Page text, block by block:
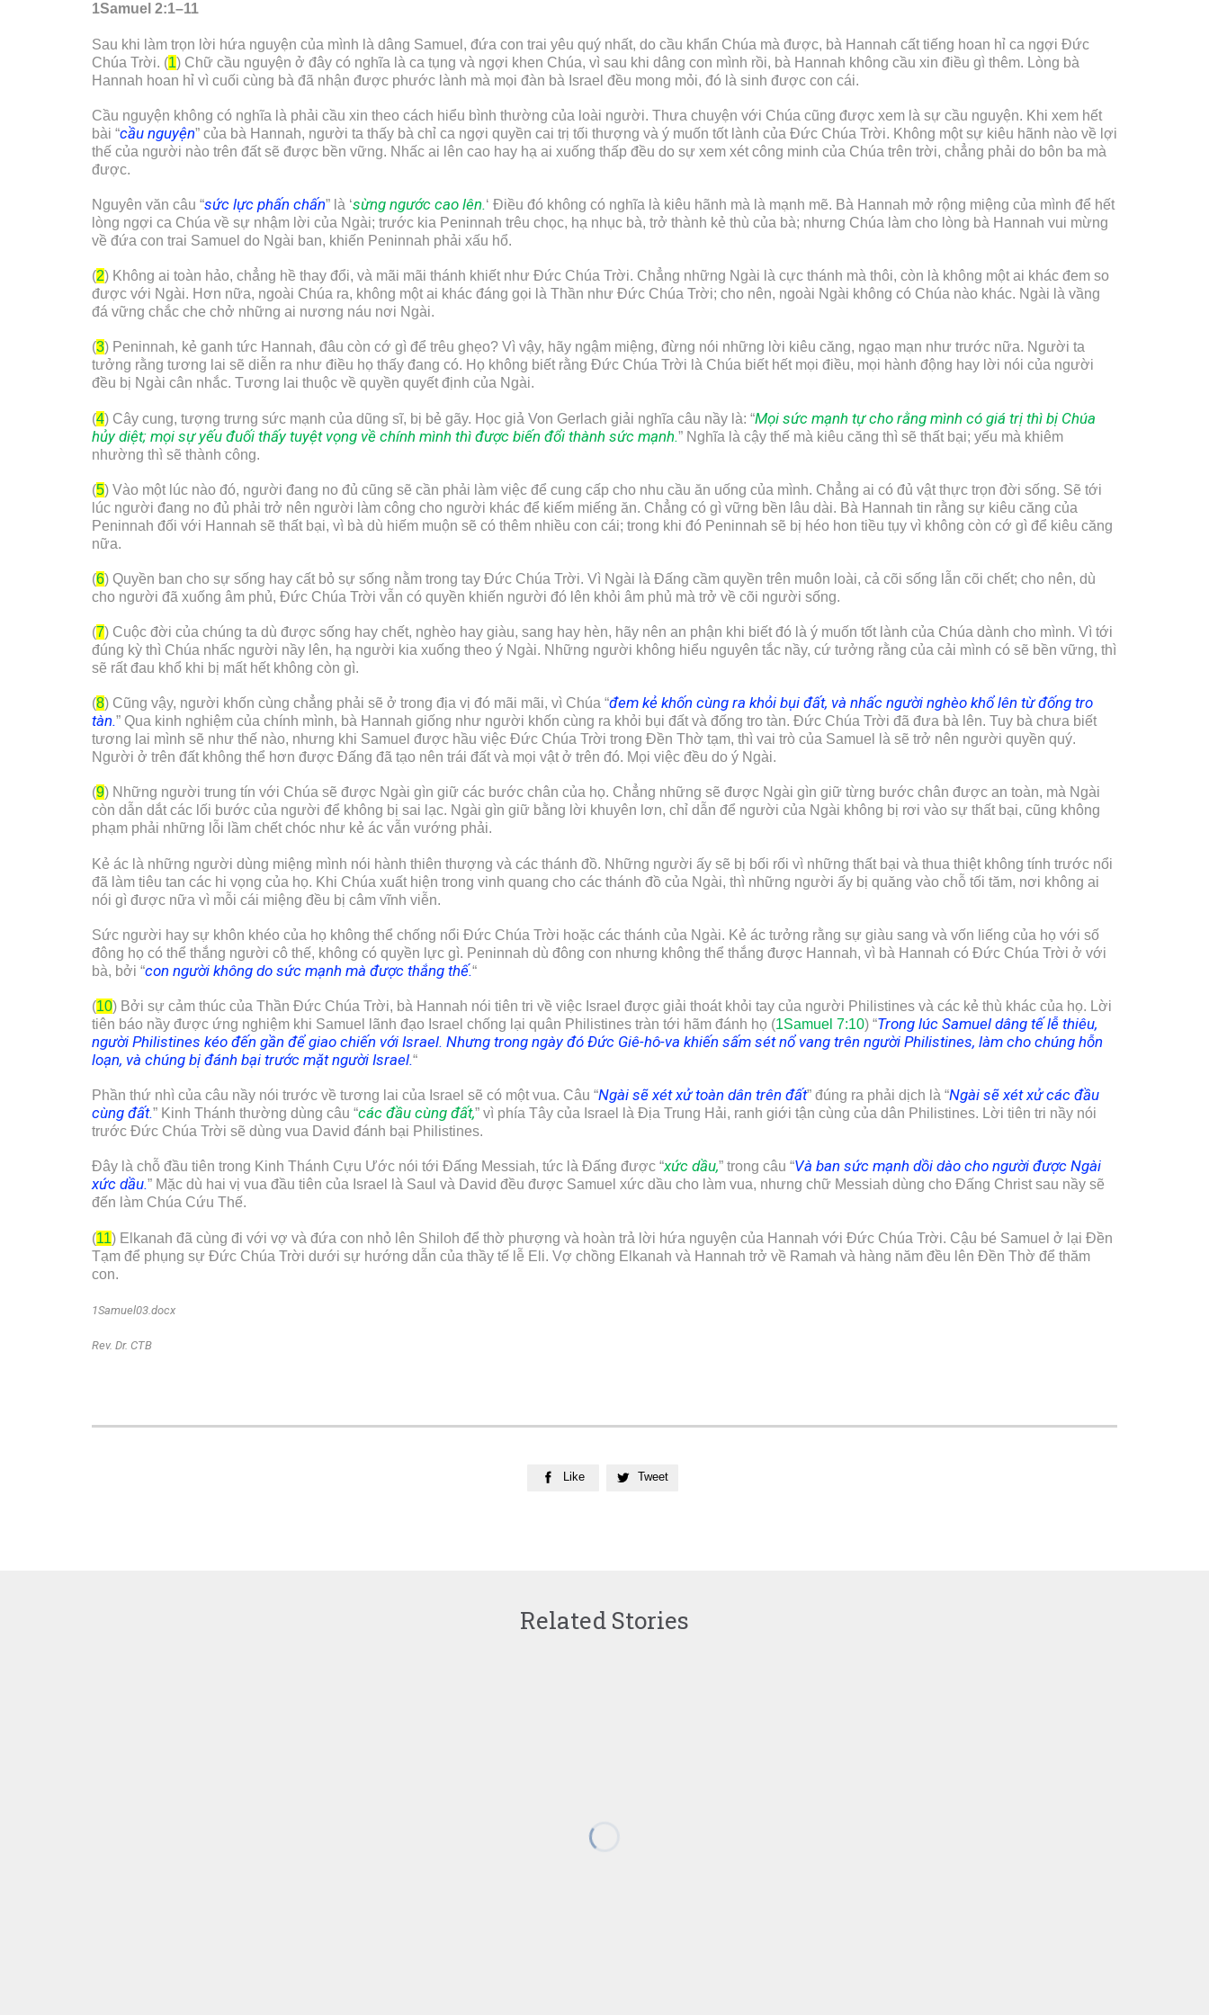
1Samuel 2:1–11
Sau khi làm trọn lời hứa nguyện của mình là dâng Samuel, đứa con trai yêu quý nhất, do cầu khẩn Chúa mà được, bà Hannah cất tiếng hoan hỉ ca ngợi Đức
Chúa Trời. (1) Chữ cầu nguyện ở đây có nghĩa là ca tụng và ngợi khen Chúa, vì sau khi dâng con mình rồi, bà Hannah không cầu xin điều gì thêm. Lòng bà
Hannah hoan hỉ vì cuối cùng bà đã nhận được phước lành mà mọi đàn bà Israel đều mong mỏi, đó là sinh được con cái.
Cầu nguyện không có nghĩa là phải cầu xin theo cách hiểu bình thường của loài người. Thưa chuyện với Chúa cũng được xem là sự cầu nguyện. Khi xem hết
bài “cầu nguyện” của bà Hannah, người ta thấy bà chỉ ca ngợi quyền cai trị tối thượng và ý muốn tốt lành của Đức Chúa Trời. Không một sự kiêu hãnh nào về lợi
thế của người nào trên đất sẽ được bền vững. Nhấc ai lên cao hay hạ ai xuống thấp đều do sự xem xét công minh của Chúa trên trời, chẳng phải do bôn ba mà
được.
Nguyên văn câu “sức lực phấn chấn” là ‘sừng ngước cao lên.‘ Điều đó không có nghĩa là kiêu hãnh mà là mạnh mẽ. Bà Hannah mở rộng miệng của mình để hết
lòng ngợi ca Chúa về sự nhậm lời của Ngài; trước kia Peninnah trêu chọc, hạ nhục bà, trở thành kẻ thù của bà; nhưng Chúa làm cho lòng bà Hannah vui mừng
về đứa con trai Samuel do Ngài ban, khiến Peninnah phải xấu hổ.
(2) Không ai toàn hảo, chẳng hề thay đổi, và mãi mãi thánh khiết như Đức Chúa Trời. Chẳng những Ngài là cực thánh mà thôi, còn là không một ai khác đem so
được với Ngài. Hơn nữa, ngoài Chúa ra, không một ai khác đáng gọi là Thần như Đức Chúa Trời; cho nên, ngoài Ngài không có Chúa nào khác. Ngài là vầng
đá vững chắc che chở những ai nương náu nơi Ngài.
(3) Peninnah, kẻ ganh tức Hannah, đâu còn cớ gì để trêu ghẹo? Vì vậy, hãy ngậm miệng, đừng nói những lời kiêu căng, ngạo mạn như trước nữa. Người ta
tưởng rằng tương lai sẽ diễn ra như điều họ thấy đang có. Họ không biết rằng Đức Chúa Trời là Chúa biết hết mọi điều, mọi hành động hay lời nói của người
đều bị Ngài cân nhắc. Tương lai thuộc về quyền quyết định của Ngài.
(4) Cây cung, tượng trưng sức mạnh của dũng sĩ, bị bẻ gãy. Học giả Von Gerlach giải nghĩa câu nầy là: “Mọi sức mạnh tự cho rằng mình có giá trị thì bị Chúa
hủy diệt; mọi sự yếu đuối thấy tuyệt vọng về chính mình thì được biến đổi thành sức mạnh.” Nghĩa là cậy thế mà kiêu căng thì sẽ thất bại; yếu mà khiêm
nhường thì sẽ thành công.
(5) Vào một lúc nào đó, người đang no đủ cũng sẽ cần phải làm việc để cung cấp cho nhu cầu ăn uống của mình. Chẳng ai có đủ vật thực trọn đời sống. Sẽ tới
lúc người đang no đủ phải trở nên người làm công cho người khác để kiếm miếng ăn. Chẳng có gì vững bền lâu dài. Bà Hannah tin rằng sự kiêu căng của
Peninnah đối với Hannah sẽ thất bại, vì bà dù hiếm muộn sẽ có thêm nhiều con cái; trong khi đó Peninnah sẽ bị héo hon tiều tụy vì không còn cớ gì để kiêu căng
nữa.
(6) Quyền ban cho sự sống hay cất bỏ sự sống nằm trong tay Đức Chúa Trời. Vì Ngài là Đấng cầm quyền trên muôn loài, cả cõi sống lẫn cõi chết; cho nên, dù
cho người đã xuống âm phủ, Đức Chúa Trời vẫn có quyền khiến người đó lên khỏi âm phủ mà trở về cõi người sống.
(7) Cuộc đời của chúng ta dù được sống hay chết, nghèo hay giàu, sang hay hèn, hãy nên an phận khi biết đó là ý muốn tốt lành của Chúa dành cho mình. Vì tới
đúng kỳ thì Chúa nhấc người nầy lên, hạ người kia xuống theo ý Ngài. Những người không hiểu nguyên tắc nầy, cứ tưởng rằng của cải mình có sẽ bền vững, thì
sẽ rất đau khổ khi bị mất hết không còn gì.
(8) Cũng vậy, người khốn cùng chẳng phải sẽ ở trong địa vị đó mãi mãi, vì Chúa “đem kẻ khốn cùng ra khỏi bụi đất, và nhấc người nghèo khổ lên từ đống tro
tàn.” Qua kinh nghiệm của chính mình, bà Hannah giống như người khốn cùng ra khỏi bụi đất và đống tro tàn. Đức Chúa Trời đã đưa bà lên. Tuy bà chưa biết
tương lai mình sẽ như thế nào, nhưng khi Samuel được hầu việc Đức Chúa Trời trong Đền Thờ tạm, thì vai trò của Samuel là sẽ trở nên người quyền quý.
Người ở trên đất không thể hơn được Đấng đã tạo nên trái đất và mọi vật ở trên đó. Mọi việc đều do ý Ngài.
(9) Những người trung tín với Chúa sẽ được Ngài gìn giữ các bước chân của họ. Chẳng những sẽ được Ngài gìn giữ từng bước chân được an toàn, mà Ngài
còn dẫn dắt các lối bước của người để không bị sai lạc. Ngài gìn giữ bằng lời khuyên lơn, chỉ dẫn để người của Ngài không bị rơi vào sự thất bại, cũng không
phạm phải những lỗi lầm chết chóc như kẻ ác vẫn vướng phải.
Kẻ ác là những người dùng miệng mình nói hành thiên thượng và các thánh đồ. Những người ấy sẽ bị bối rối vì những thất bại và thua thiệt không tính trước nổi
đã làm tiêu tan các hi vọng của họ. Khi Chúa xuất hiện trong vinh quang cho các thánh đồ của Ngài, thì những người ấy bị quăng vào chỗ tối tăm, nơi không ai
nói gì được nữa vì mỗi cái miệng đều bị câm vĩnh viễn.
Sức người hay sự khôn khéo của họ không thể chống nổi Đức Chúa Trời hoặc các thánh của Ngài. Kẻ ác tưởng rằng sự giàu sang và vốn liếng của họ với số
đông họ có thể thắng người cô thế, không có quyền lực gì. Peninnah dù đông con nhưng không thể thắng được Hannah, vì bà Hannah có Đức Chúa Trời ở với
bà, bởi “con người không do sức mạnh mà được thắng thế.“
(10) Bởi sự cảm thúc của Thần Đức Chúa Trời, bà Hannah nói tiên tri về việc Israel được giải thoát khỏi tay của người Philistines và các kẻ thù khác của họ. Lời
tiên báo nầy được ứng nghiệm khi Samuel lãnh đạo Israel chống lại quân Philistines tràn tới hãm đánh họ (1Samuel 7:10) “Trong lúc Samuel dâng tế lễ thiêu,
người Philistines kéo đến gần để giao chiến với Israel. Nhưng trong ngày đó Đức Giê-hô-va khiến sấm sét nổ vang trên người Philistines, làm cho chúng hỗn
loạn, và chúng bị đánh bại trước mặt người Israel.“
Phần thứ nhì của câu nầy nói trước về tương lai của Israel sẽ có một vua. Câu “Ngài sẽ xét xử toàn dân trên đất” đúng ra phải dịch là “Ngài sẽ xét xử các đầu
cùng đất.” Kinh Thánh thường dùng câu “các đầu cùng đất,” vì phía Tây của Israel là Địa Trung Hải, ranh giới tận cùng của dân Philistines. Lời tiên tri nầy nói
trước Đức Chúa Trời sẽ dùng vua David đánh bại Philistines.
Đây là chỗ đầu tiên trong Kinh Thánh Cựu Ước nói tới Đấng Messiah, tức là Đấng được “xức dầu,” trong câu “Và ban sức mạnh dồi dào cho người được Ngài
xức dầu.” Mặc dù hai vị vua đầu tiên của Israel là Saul và David đều được Samuel xức dầu cho làm vua, nhưng chữ Messiah dùng cho Đấng Christ sau nầy sẽ
đến làm Chúa Cứu Thế.
(11) Elkanah đã cùng đi với vợ và đứa con nhỏ lên Shiloh để thờ phượng và hoàn trả lời hứa nguyện của Hannah với Đức Chúa Trời. Cậu bé Samuel ở lại Đền
Tạm để phụng sự Đức Chúa Trời dưới sự hướng dẫn của thầy tế lễ Eli. Vợ chồng Elkanah và Hannah trở về Ramah và hàng năm đều lên Đền Thờ để thăm
con.
1Samuel03.docx
Rev. Dr. CTB
 Like  Tweet
Related Stories